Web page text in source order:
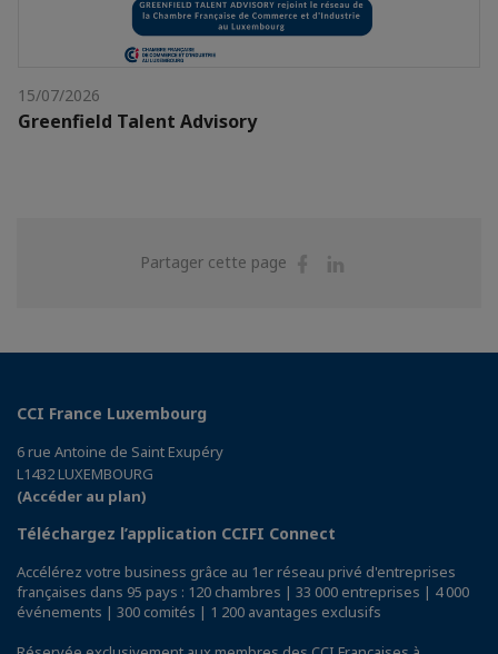
15/07/2026
Greenfield Talent Advisory
Partager cette page
Partager
CCI France Luxembourg
6 rue Antoine de Saint Exupéry
L1432 LUXEMBOURG
(Accéder au plan)
Téléchargez l’application CCIFI Connect
Accélérez votre business grâce au 1er réseau privé d'entreprises
françaises dans 95 pays : 120 chambres | 33 000 entreprises | 4 000
événements | 300 comités | 1 200 avantages exclusifs